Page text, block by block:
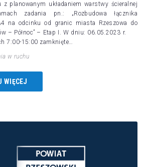
planowanym układaniem warstwy ścieralnej
zadania pn.: „Rozbudowa łącznika
na odcinku od granic miasta Rzeszowa do
– Północ” – Etap I. W dniu: 06.05.2023 r.
7:00-15:00 zamknięte…
w ruchu
WIĘCEJ